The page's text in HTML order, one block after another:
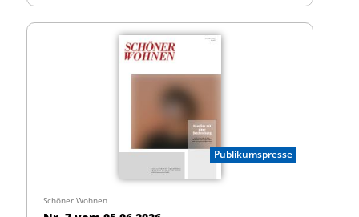
Publikumspresse
Schöner Wohnen